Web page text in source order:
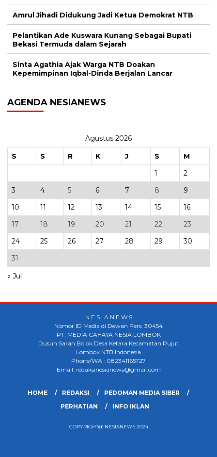
Amrul Jihadi Didukung Jadi Ketua Demokrat NTB
Pelantikan Ade Kuswara Kunang Sebagai Bupati
Bekasi Termuda dalam Sejarah
Sinta Agathia Ajak Warga NTB Doakan
Kepemimpinan Iqbal-Dinda Berjalan Lancar
AGENDA NESIANEWS
Agustus 2026
S S R K J S
M
1
2
3
4 5 6 7 8
9
10
11 12 13 14 15
16
17
18 19 20 21 22
23
24
25 26 27 28 29
30
31
« Jul
N E S I A N E W S
Nomor ID Media di Dewan Pers: 30454
PT. MEDIA CAHAYA NESIA LOMBOK
Dusun Sarah Bolok Desa Ketara Kecamatan Pujut
Lombok NTB Indonesia
Phone/WA : 082341165727
Email: redaksinesianews@gmail.com
HOME REDAKSI
PEDOMAN MEDIA SIBER
PERHATIAN
INFO IKLAN
COPYRIGHT@ NESIANEWS 2024